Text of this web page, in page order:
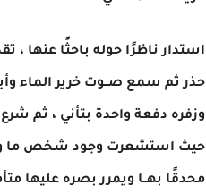
استدار ناظرًا حوله باحثًا عنها ،
حذر ثم سمع صــوت خرير الماء
وزفره دفعة واحدة بتأني ، ثم
حيث استشعرت وجود شخص ما
محدقًا بهــا ويمرر بصره عليها